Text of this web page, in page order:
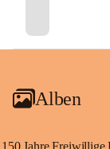
Alben